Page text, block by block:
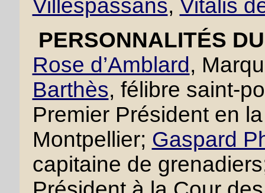
Villespassans, Vitalis
PERSONNALITÉS
Rose d’Amblard ,
Barthès, félibre saint-
Premier Président en
Montpellier; Gaspard
capitaine de